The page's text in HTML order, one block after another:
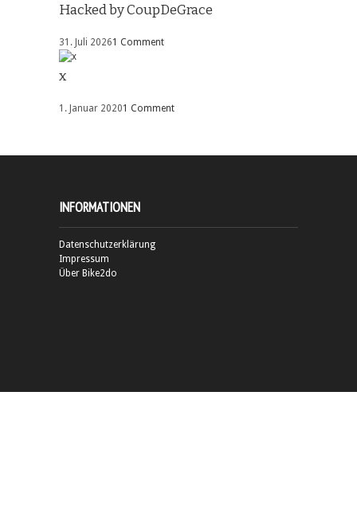
Hacked by CoupDeGrace
31. Juli 20261 Comment
x
1. Januar 20201 Comment
INFORMATIONEN
Datenschutzerklärung
Impressum
Über Bike2do